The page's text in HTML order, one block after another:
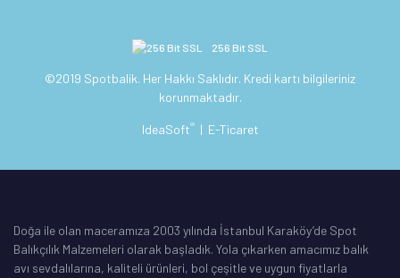
256 Bit SSL
©2019 Spotbalik. Her Hakkı Saklıdır. Kredi kartı bilgileriniz
korunmaktadır.
IdeaSoft® | E-Ticaret
Doğa ile olan maceramıza 2003 yılında İstanbul Karaköy’de Spot
Balıkçılık Malzemeleri olarak başladık. Yola çıkarken amacımız balık
avı sevdalılarına, kaliteli ürünleri, bol çeşitle ve uygun fiyatlarla